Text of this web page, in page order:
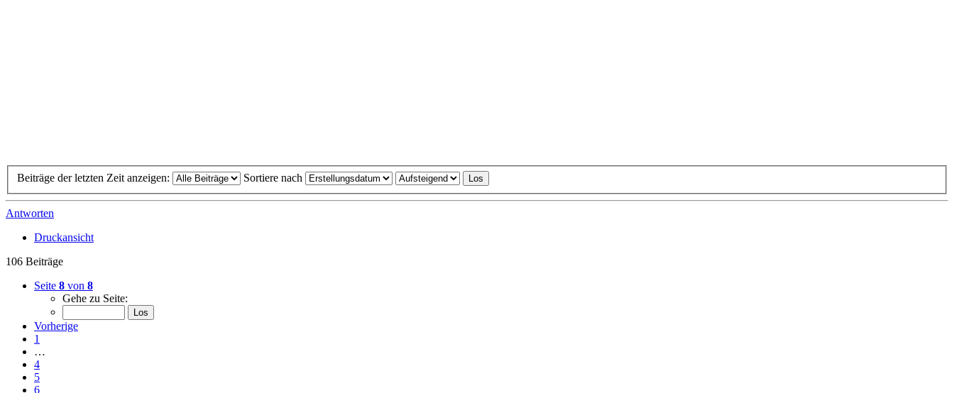
Beiträge der letzten Zeit anzeigen: Sortiere nach
Antworten
Druckansicht
106 Beiträge
Seite 8 von 8
Gehe zu Seite:
Vorherige
1
…
4
5
6